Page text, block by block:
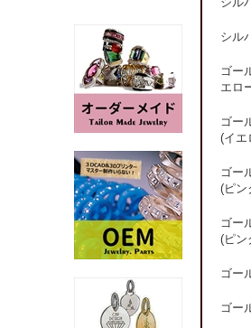
シル
シル
ゴー
エロ
ゴー
(イエ
ゴー
(ピン
ゴー
(ピン
ゴー
ゴー